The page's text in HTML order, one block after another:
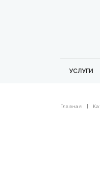
УСЛУГИ
Главная